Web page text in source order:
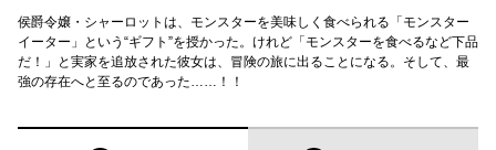
侯爵令嬢・シャーロットは、モンスターを美味しく食べられる「モンスター
イーター」という“ギフト”を授かった。けれど「モンスターを食べるなど下品
だ！」と実家を追放された彼女は、冒険の旅に出ることになる。そして、最
強の存在へと至るのであった……！！